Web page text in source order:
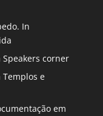
In
Speakers corner
Templos e
em